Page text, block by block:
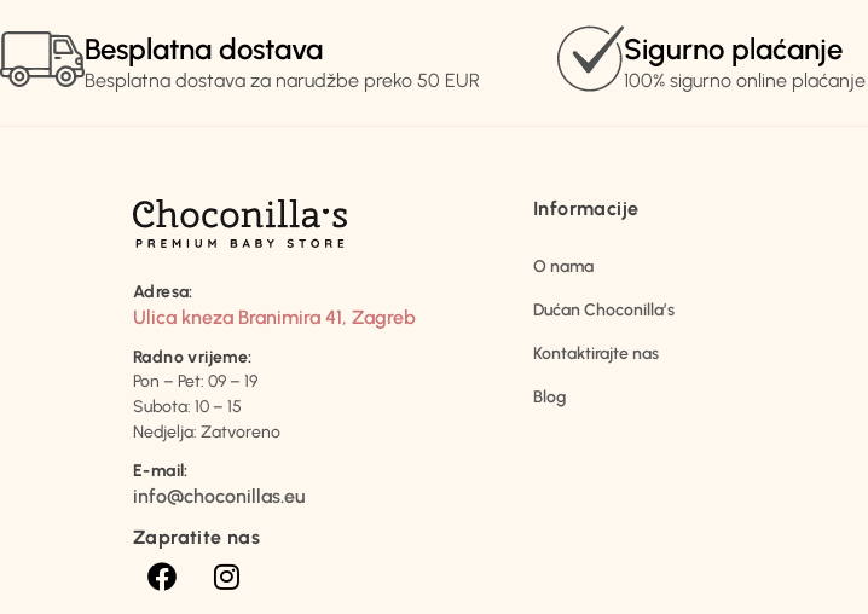
Besplatna dostava
Besplatna dostava za narudžbe preko 50 EUR
Sigurno plaćanje
100% sigurno online plaćanje
Adresa:
Ulica kneza Branimira 41, Zagreb
Radno vrijeme:
Pon – Pet: 09 – 19
Subota: 10 – 15
Nedjelja: Zatvoreno
E-mail:
info@choconillas.eu
Zapratite nas
Informacije
O nama
Dućan Choconilla’s
Kontaktirajte nas
Blog